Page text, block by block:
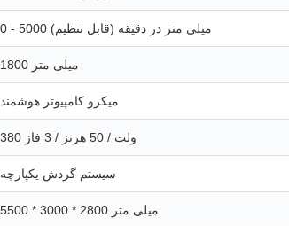
0 - 5000 میلی متر در دقیقه (قابل تنظیم)
1800 میلی متر
میکرو کامپیوتر هوشمند
380 ولت / 50 هرتز / 3 فاز
سیستم گردش یکپارچه
5500 * 3000 * 2800 میلی متر